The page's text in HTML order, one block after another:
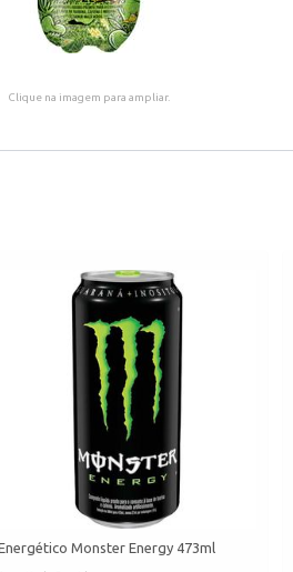
Clique na imagem para ampliar.
Monster Energy 473ml